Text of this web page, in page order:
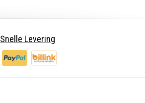
Snelle Levering